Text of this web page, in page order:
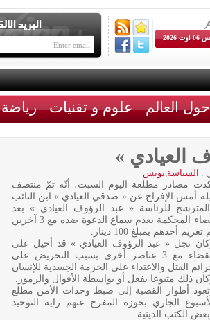
2026
حول العالم علوم و تقنيات رياضة
العيادي »
: السياسة,تونس
مصادر مطلعة اليوم السبت، أنّه تمّ منتصف
أمس الإفراج عن « صدقي العيادي » ابن النائب
للرئاسة « عبد الرؤوف العيادي » بعد
قضاء المحكمة بعدم سماع الدعوة ضده مع 3 آخرين
تغريم أحدهم بمبلغ 100 دينار.
نجل « عبد الرؤوف العيادي » قد أحيل على
القضاء مع 3 عناصر أخرى بسبب التحريض على
القتل والاعتداء على الحرمة الجسدية للإنسان
ذلك متبوعا بفعل أو بواسطة الأقوال والرموز.
أطوار القضية إلى ضبط وحدات الأمن مطلع
الجاري بحوزة المفرج عنهم راية التوحيد
الكتب الدينية.